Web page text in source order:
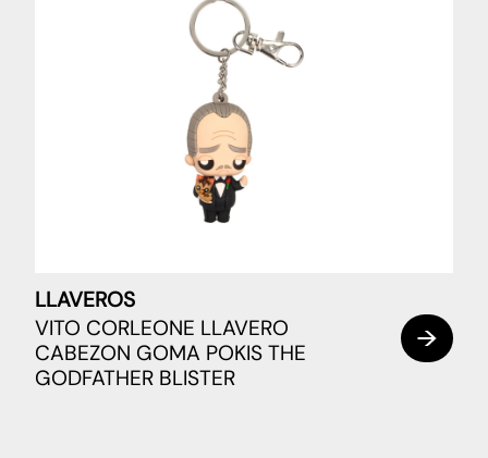
LLAVEROS
VITO CORLEONE LLAVERO
CABEZON GOMA POKIS THE
GODFATHER BLISTER